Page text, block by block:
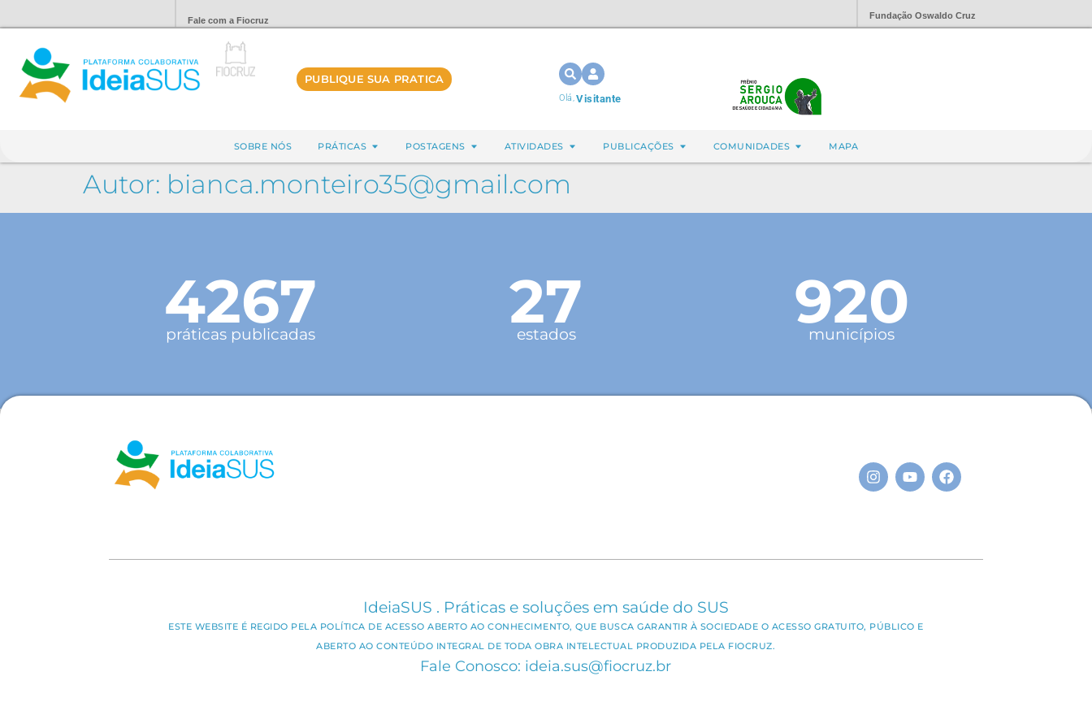
Fale com a Fiocruz Fundação Oswaldo Cruz
PUBLIQUE SUA PRATICA
Olá,Visitante
SOBRE NÓS PRÁTICAS POSTAGENS ATIVIDADES PUBLICAÇÕES COMUNIDADES MAPA
Autor: bianca.monteiro35@gmail.com
4267
práticas publicadas 27
estados 920
municípios
IdeiaSUS . Práticas e soluções em saúde do SUS
ESTE WEBSITE É REGIDO PELA POLÍTICA DE ACESSO ABERTO AO CONHECIMENTO, QUE BUSCA GARANTIR À SOCIEDADE O ACESSO GRATUITO, PÚBLICO E
ABERTO AO CONTEÚDO INTEGRAL DE TODA OBRA INTELECTUAL PRODUZIDA PELA FIOCRUZ.
Fale Conosco: ideia.sus@fiocruz.br